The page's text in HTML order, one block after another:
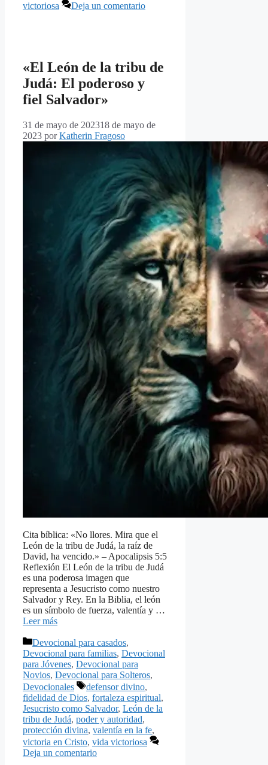
victoriosa
Deja un comentario
«El León de la tribu de
Judá: El poderoso y
fiel Salvador»
31 de mayo de 202318 de mayo de
2023 porKatherin Fragoso
Cita bíblica: «No llores. Mira que el
León de la tribu de Judá, la raíz de
David, ha vencido.» – Apocalipsis 5:5
Reflexión El León de la tribu de Judá
es una poderosa imagen que
representa a Jesucristo como nuestro
Salvador y Rey. En la Biblia, el león
es un símbolo de fuerza, valentía y …
Leer más
Categorías
Devocional para casados,
Devocional para familias, Devocional
para Jóvenes, Devocional para
Novios, Devocional para Solteros,
Devocionales
Etiquetas
defensor divino,
fidelidad de Dios, fortaleza espiritual,
Jesucristo como Salvador, León de la
tribu de Judá, poder y autoridad,
protección divina, valentía en la fe,
victoria en Cristo, vida victoriosa
Deja un comentario